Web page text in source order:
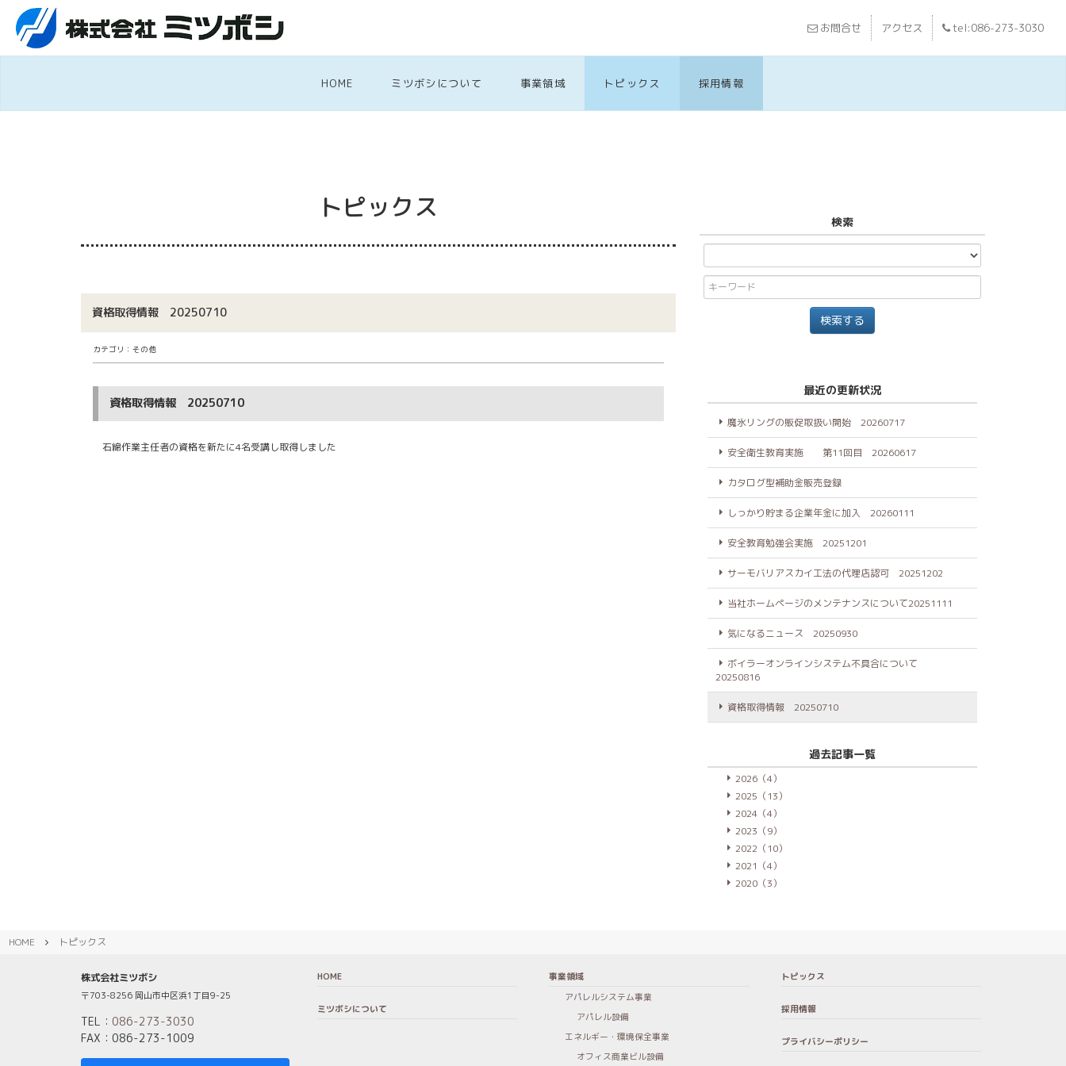
お問合せ アクセス tel:086-273-3030
HOME ミツボシについて 事業領域 トピックス 採用情報
トピックス
資格取得情報 20250710
カテゴリ：その他
資格取得情報 20250710
石綿作業主任者の資格を新たに4名受講し取得しました
検索
最近の更新状況
魔氷リングの販促取扱い開始 20260717
安全衛生教育実施 第11回目 20260617
カタログ型補助金販売登録
しっかり貯まる企業年金に加入 20260111
安全教育勉強会実施 20251201
サーモバリアスカイ工法の代理店認可 20251202
当社ホームページのメンテナンスについて20251111
気になるニュース 20250930
ボイラーオンラインシステム不具合について
20250816
資格取得情報 20250710
過去記事一覧
2026（4）
2025（13）
2024（4）
2023（9）
2022（10）
2021（4）
2020（3）
HOME トピックス
株式会社ミツボシ
〒703-8256 岡山市中区浜1丁目9-25
TEL： 086-273-3030
FAX：086-273-1009
HOME
ミツボシについて
事業領域
アパレルシステム事業
アパレル設備
エネルギー・環境保全事業
オフィス商業ビル設備
トピックス
採用情報
プライバシーポリシー